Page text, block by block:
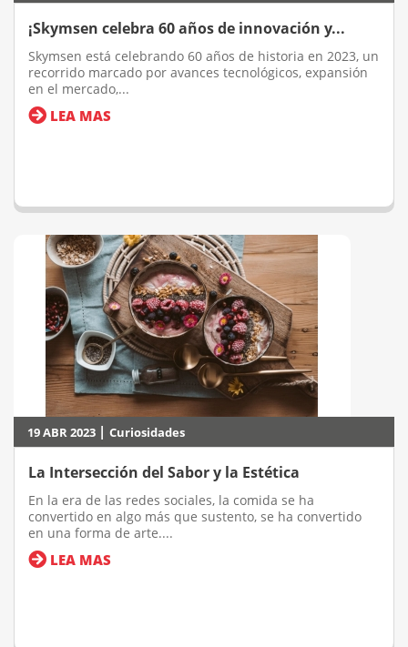
¡Skymsen celebra 60 años de innovación y...
Skymsen está celebrando 60 años de historia en 2023, un
recorrido marcado por avances tecnológicos, expansión
en el mercado,...
LEA MAS
19 ABR 2023 | Curiosidades
La Intersección del Sabor y la Estética
En la era de las redes sociales, la comida se ha
convertido en algo más que sustento, se ha convertido
en una forma de arte....
LEA MAS